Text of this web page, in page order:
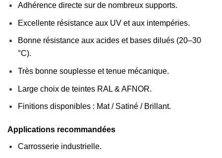
Adhérence directe sur de nombreux supports.
Excellente résistance aux UV et aux intempéries.
Bonne résistance aux acides et bases dilués (20–30
°C).
Très bonne souplesse et tenue mécanique.
Large choix de teintes RAL & AFNOR.
Finitions disponibles : Mat / Satiné / Brillant.
Applications recommandées
Carrosserie industrielle.